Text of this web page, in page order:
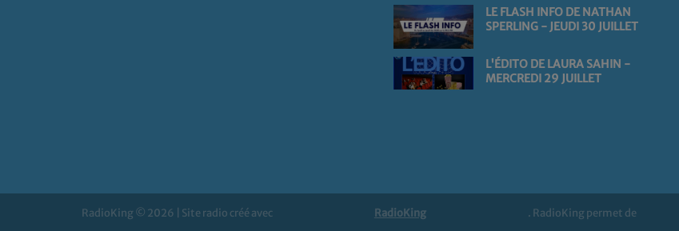
LE FLASH INFO DE NATHAN
SPERLING - JEUDI 30 JUILLET
L'ÉDITO DE LAURA SAHIN -
MERCREDI 29 JUILLET
RadioKing © 2026 | Site radio créé avec RadioKing . RadioKing permet de